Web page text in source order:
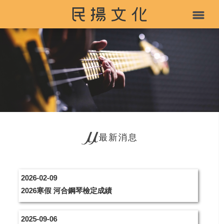
最新消息
2026-02-09
2026寒假 河合鋼琴檢定成績
2025-09-06